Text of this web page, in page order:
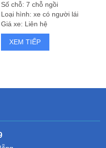
Số chỗ: 7 chỗ ngồi
Loại hình: xe có người lái
Giá xe: Liên hệ
XEM TIẾP